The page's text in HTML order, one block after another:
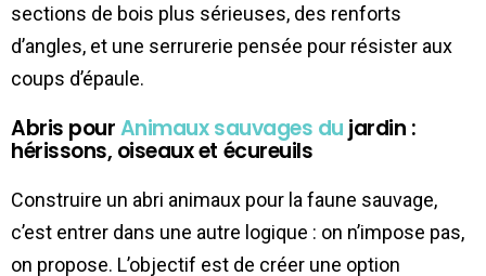
sections de bois plus sérieuses, des renforts
d’angles, et une serrurerie pensée pour résister aux
coups d’épaule.
Abris pourAnimaux sauvages du jardin :
hérissons, oiseaux et écureuils
Construire un abri animaux pour la faune sauvage,
c’est entrer dans une autre logique : on n’impose pas,
on propose. L’objectif est de créer une option